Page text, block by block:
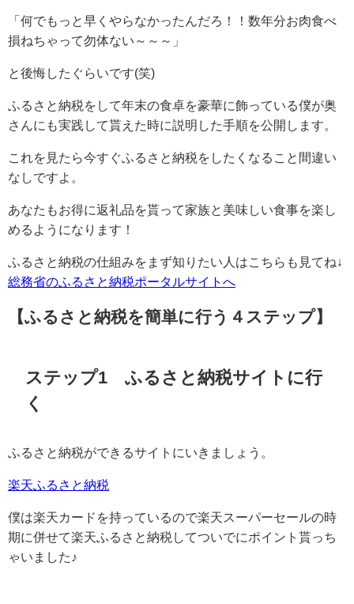
「何でもっと早くやらなかったんだろ！！数年分お肉食べ
損ねちゃって勿体ない～～～」
と後悔したぐらいです(笑)
ふるさと納税をして年末の食卓を豪華に飾っている僕が奥
さんにも実践して貰えた時に説明した手順を公開します。
これを見たら今すぐふるさと納税をしたくなること間違い
なしですよ。
あなたもお得に返礼品を貰って家族と美味しい食事を楽し
めるようになります！
ふるさと納税の仕組みをまず知りたい人はこちらも見てね↓
総務省のふるさと納税ポータルサイトへ
【ふるさと納税を簡単に行う４ステップ】
ステップ1 ふるさと納税サイトに行
く
ふるさと納税ができるサイトにいきましょう。
楽天ふるさと納税
僕は楽天カードを持っているので楽天スーパーセールの時
期に併せて楽天ふるさと納税してついでにポイント貰っち
ゃいました♪